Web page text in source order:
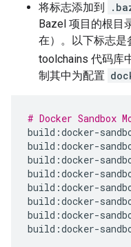
将标志添加到
Bazel 项目的根目
在）。以下标志是
toolchains 代码库
制其中为配置
# Docker Sandbox
build :docker-
build :docker-
build :docker-
build :docker-
build :docker-
build :docker-
build :docker-
build :docker-